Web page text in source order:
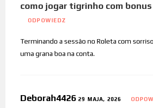
como jogar tigrinho com bonus
ODPOWIEDZ
Terminando a sessão no Roleta com
uma grana boa na conta.
Deborah4426 29 MAJA, 2026